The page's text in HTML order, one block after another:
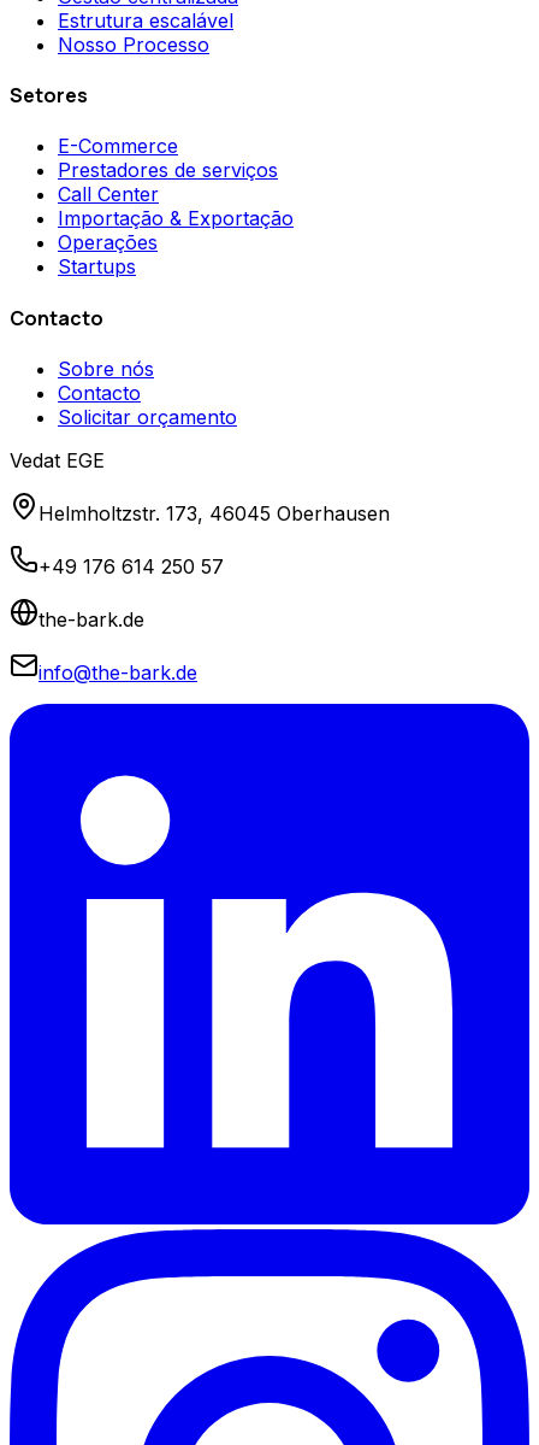
Estrutura escalável
Nosso Processo
Setores
E-Commerce
Prestadores de serviços
Call Center
Importação & Exportação
Operações
Startups
Contacto
Sobre nós
Contacto
Solicitar orçamento
Vedat EGE
Helmholtzstr. 173, 46045 Oberhausen
+49 176 614 250 57
the-bark.de
info@the-bark.de